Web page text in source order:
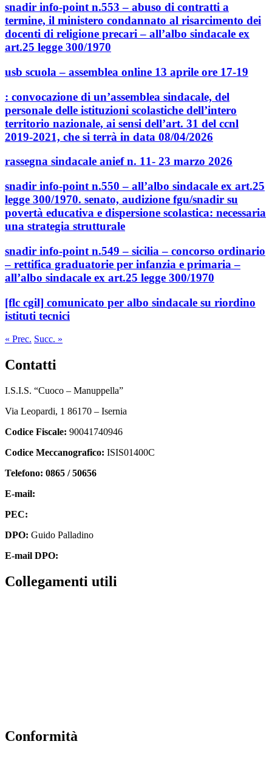
snadir info-point n.553 – abuso di contratti a
termine, il ministero condannato al risarcimento dei
docenti di religione precari – all’albo sindacale ex
art.25 legge 300/1970
usb scuola – assemblea online 13 aprile ore 17-19
: convocazione di un’assemblea sindacale, del
personale delle istituzioni scolastiche dell’intero
territorio nazionale, ai sensi dell’art. 31 del ccnl
2019-2021, che si terrà in data 08/04/2026
rassegna sindacale anief n. 11- 23 marzo 2026
snadir info-point n.550 – all’albo sindacale ex art.25
legge 300/1970. senato, audizione fgu/snadir su
povertà educativa e dispersione scolastica: necessaria
una strategia strutturale
snadir info-point n.549 – sicilia – concorso ordinario
– rettifica graduatorie per infanzia e primaria –
all’albo sindacale ex art.25 legge 300/1970
[flc cgil] comunicato per albo sindacale su riordino
istituti tecnici
« Prec. Succ. »
contatti
I.S.I.S. “Cuoco – Manuppella”
Via Leopardi, 1 86170 – Isernia
Codice Fiscale: 90041740946
Codice Meccanografico: ISIS01400C
Telefono: 0865 / 50656
E-mail:
PEC:
DPO: Guido Palladino
E-mail DPO:
collegamenti utili
conformità